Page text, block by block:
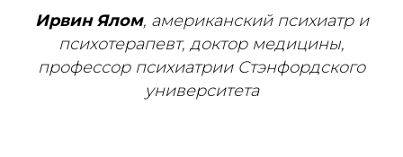
Ирвин Ялом, американский психиатр и
психотерапевт, доктор медицины,
профессор психиатрии Стэнфордского
университета